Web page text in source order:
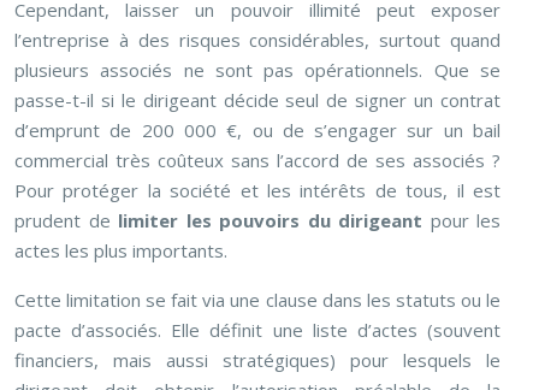
Cependant, laisser un pouvoir illimité peut exposer
l’entreprise à des risques considérables, surtout quand
plusieurs associés ne sont pas opérationnels. Que se
passe-t-il si le dirigeant décide seul de signer un contrat
d’emprunt de 200 000 €, ou de s’engager sur un bail
commercial très coûteux sans l’accord de ses associés ?
Pour protéger la société et les intérêts de tous, il est
prudent de limiter les pouvoirs du dirigeant pour les
actes les plus importants.
Cette limitation se fait via une clause dans les statuts ou le
pacte d’associés. Elle définit une liste d’actes (souvent
financiers, mais aussi stratégiques) pour lesquels le